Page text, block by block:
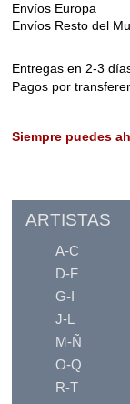
Envíos Europa
Envíos Resto del
Entregas en 2-3
Pagos por
Siempre puedes
ARTISTAS
A-C
D-F
G-I
J-L
M-Ñ
O-Q
R-T